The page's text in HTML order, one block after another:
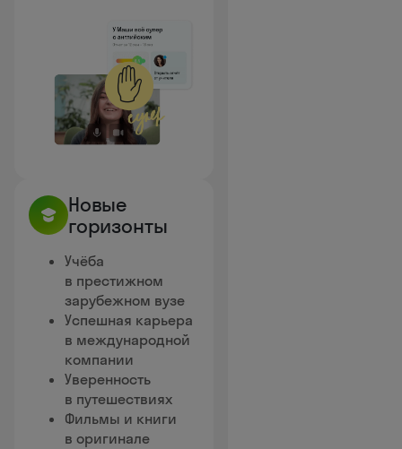
✋
Новые
горизонты
Учёба
в престижном
зарубежном вузе
Успешная карьера
в международной
компании
Уверенность
в путешествиях
Фильмы и книги
в оригинале